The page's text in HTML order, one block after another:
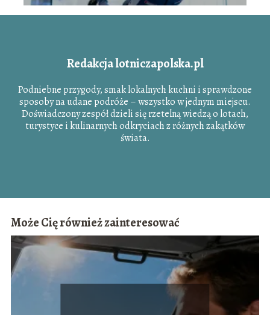
Redakcja lotniczapolska.pl
Podniebne przygody, smak lokalnych kuchni i sprawdzone
sposoby na udane podróże – wszystko w jednym miejscu.
Doświadczony zespół dzieli się rzetelną wiedzą o lotach,
turystyce i kulinarnych odkryciach z różnych zakątków
świata.
Może Cię również zainteresować